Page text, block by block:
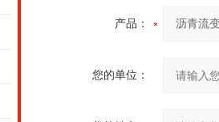
产品：
您的单位：